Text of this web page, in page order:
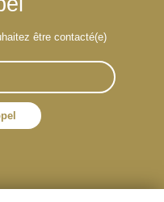
être contacté(e)